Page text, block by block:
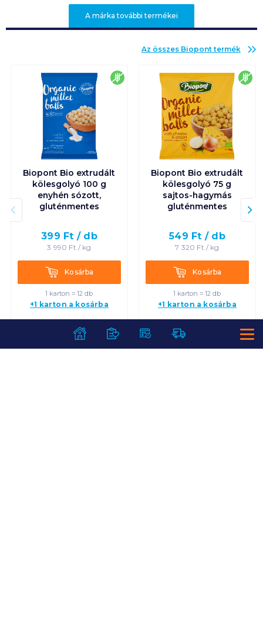
A márka további termékei
Az összes Biopont termék
gluténmentes
Biopont Bio extrudált
kölesgolyó 100 g
enyhén sózott,
gluténmentes
399 Ft / db
3 990 Ft / kg
KosárbaKosárba
1 karton = 12 db
+1 karton a kosárba
Biopont Bio extrudált
kölesgolyó 75 g
sajtos-hagymás
gluténmentes
549 Ft / db
7 320 Ft / kg
KosárbaKosárba
1 karton = 12 db
+1 karton a kosárba